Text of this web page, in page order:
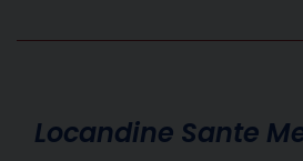
Locandine Sante